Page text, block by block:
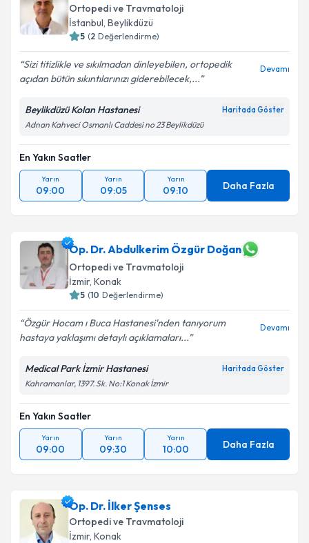
Ortopedi ve Travmatoloji
İstanbul, Beylikdüzü
5 (2 Değerlendirme)
Sizi titizlikle ve sıkılmadan dinleyebilen, ortopedik
açıdan bütün sıkıntılarınızı giderebilecek,...
Devamı
Beylikdüzü Kolan Hastanesi Haritada Göster
Adnan Kahveci Osmanlı Caddesi no 23 Beylikdüzü
En Yakın Saatler
Yarın
09:00
Yarın
09:05
Yarın
09:10 Daha Fazla
Op. Dr. Abdulkerim Özgür Doğan
Ortopedi ve Travmatoloji
İzmir, Konak
5 (10 Değerlendirme)
Özgür Hocam ı Buca Hastanesi'nden tanıyorum
hastaya yaklaşımı detaylı açıklamaları...
Devamı
Medical Park İzmir Hastanesi Haritada Göster
Kahramanlar, 1397. Sk. No:1 Konak İzmir
En Yakın Saatler
Yarın
09:00
Yarın
09:30
Yarın
10:00 Daha Fazla
Op. Dr. İlker Şenses
Ortopedi ve Travmatoloji
İzmir, Konak